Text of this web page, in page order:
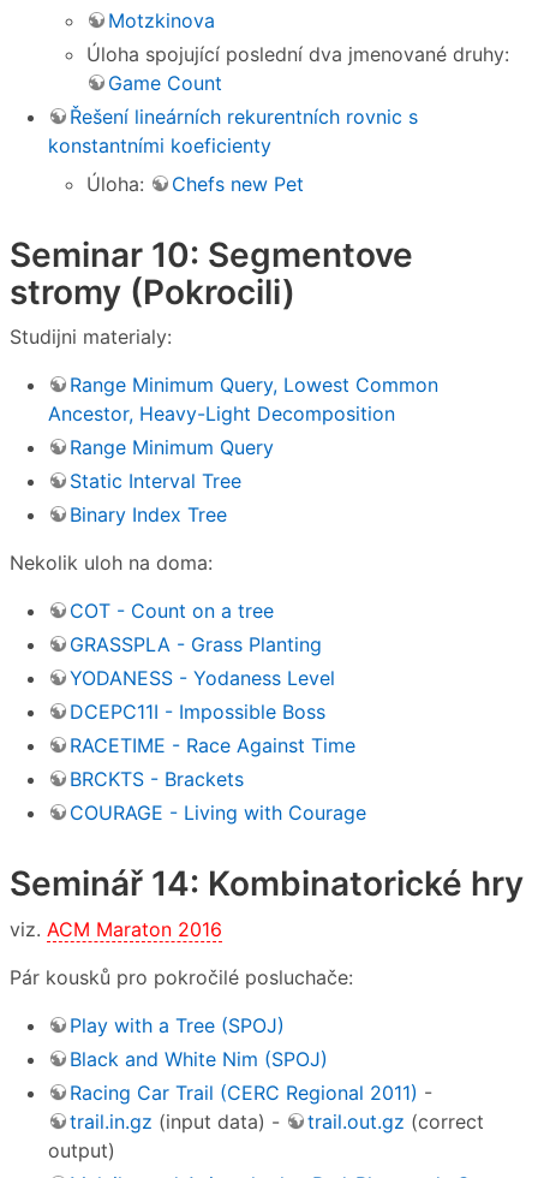
Motzkinova
Úloha spojující poslední dva jmenované druhy:
Game Count
Řešení lineárních rekurentních rovnic s
konstantními koeficienty
Úloha:
Chefs new Pet
Seminar 10: Segmentove
stromy (Pokrocili)
Studijni materialy:
Range Minimum Query, Lowest Common
Ancestor, Heavy-Light Decomposition
Range Minimum Query
Static Interval Tree
Binary Index Tree
Nekolik uloh na doma:
COT - Count on a tree
GRASSPLA - Grass Planting
YODANESS - Yodaness Level
DCEPC11I - Impossible Boss
RACETIME - Race Against Time
BRCKTS - Brackets
COURAGE - Living with Courage
Seminář 14: Kombinatorické hry
viz. ACM Maraton 2016
Pár kousků pro pokročilé posluchače:
Play with a Tree (SPOJ)
Black and White Nim (SPOJ)
Racing Car Trail (CERC Regional 2011) -
trail.in.gz (input data) - trail.out.gz (correct
output)